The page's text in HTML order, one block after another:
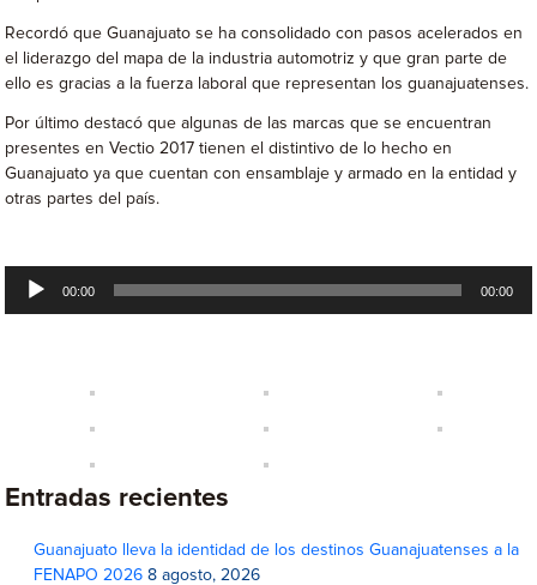
Recordó que Guanajuato se ha consolidado con pasos acelerados en
el liderazgo del mapa de la industria automotriz y que gran parte de
ello es gracias a la fuerza laboral que representan los guanajuatenses.
Por último destacó que algunas de las marcas que se encuentran
presentes en Vectio 2017 tienen el distintivo de lo hecho en
Guanajuato ya que cuentan con ensamblaje y armado en la entidad y
otras partes del país.
Reproductor
00:00 00:00
Entradas recientes
Guanajuato lleva la identidad de los destinos Guanajuatenses a la
FENAPO 2026 8 agosto, 2026